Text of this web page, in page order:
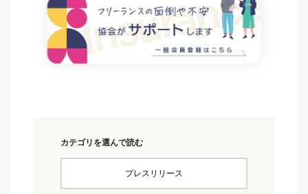
カテゴリを選んで読む
プレスリリース